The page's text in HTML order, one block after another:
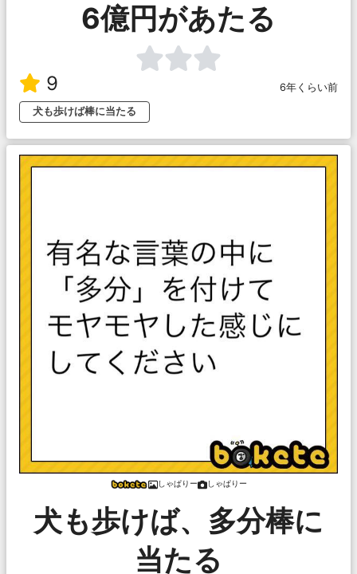
6億円があたる
9
6年くらい前
犬も歩けば棒に当たる
しゃぱりー しゃぱりー
犬も歩けば、多分棒に
当たる